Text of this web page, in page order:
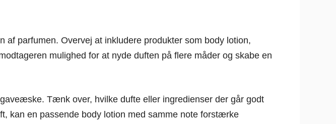
parfumen. Overvej at inkludere produkter som body lotion,
mulighed for at nyde duften på flere måder og skabe en
Tænk over, hvilke dufte eller ingredienser der går godt
kan en passende body lotion med samme note forstærke